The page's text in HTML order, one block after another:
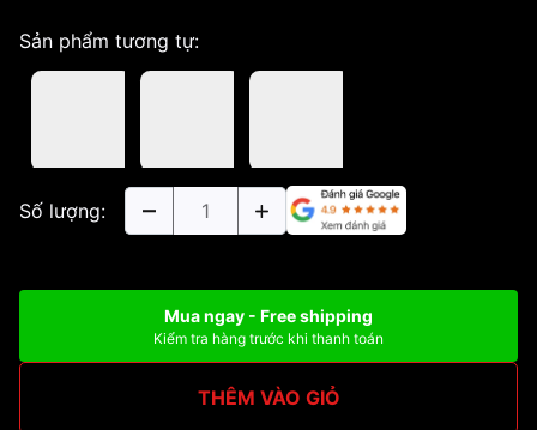
Sản phẩm tương tự:
Số lượng:
Mua ngay - Free shipping
Kiểm tra hàng trước khi thanh toán
THÊM VÀO GIỎ